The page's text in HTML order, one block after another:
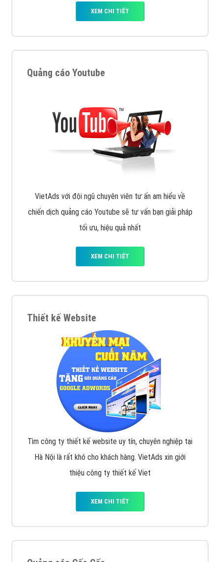
XEM CHI TIẾT
Quảng cáo Youtube
VietAds với đội ngũ chuyên viên tư ấn am hiểu về
chiến dịch quảng cáo Youtube sẽ tư vấn bạn giải pháp
tối ưu, hiệu quả nhất
XEM CHI TIẾT
Thiết kế Website
Tìm công ty thiết kế website uy tín, chuyên nghiệp tại
Hà Nội là rất khó cho khách hàng. VietAds xin giới
thiệu công ty thiết kế Viet
XEM CHI TIẾT